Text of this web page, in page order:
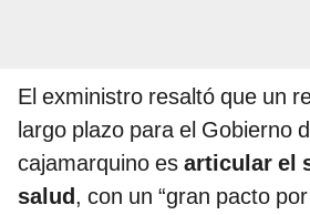
El exministro resaltó que un
largo plazo para el Gobierno
cajamarquino es articular el
salud, con un “gran pacto